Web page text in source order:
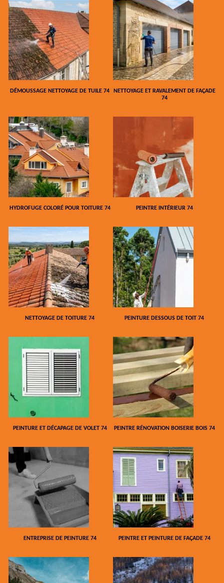
DÉMOUSSAGE NETTOYAGE DE TUILE 74
NETTOYAGE ET RAVALEMENT DE FAÇADE
74
HYDROFUGE COLORÉ POUR TOITURE 74 PEINTRE INTÉRIEUR 74
NETTOYAGE DE TOITURE 74 PEINTURE DESSOUS DE TOIT 74
PEINTURE ET DÉCAPAGE DE VOLET 74 PEINTRE RÉNOVATION BOISERIE BOIS 74
ENTREPRISE DE PEINTURE 74 PEINTRE ET PEINTURE DE FAÇADE 74